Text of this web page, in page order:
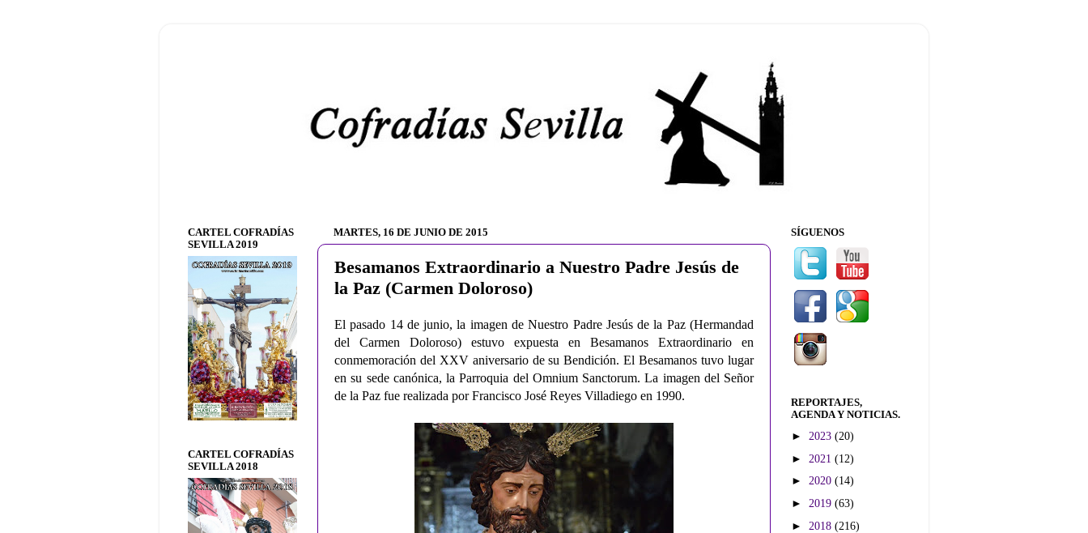
MARTES, 16 DE JUNIO DE 2015
Besamanos Extraordinario a Nuestro Padre Jesús de
la Paz (Carmen Doloroso)
El pasado 14 de junio, la imagen de Nuestro Padre Jesús de la Paz (Hermandad
del Carmen Doloroso) estuvo expuesta en Besamanos Extraordinario en
conmemoración del XXV aniversario de su Bendición. El Besamanos tuvo lugar
en su sede canónica, la Parroquia del Omnium Sanctorum. La imagen del Señor
de la Paz fue realizada por Francisco José Reyes Villadiego en 1990.
CARTEL COFRADÍAS
SEVILLA 2019
CARTEL COFRADÍAS
SEVILLA 2018
SÍGUENOS
REPORTAJES,
AGENDA Y NOTICIAS.
► 2023 (20)
► 2021 (12)
► 2020 (14)
► 2019 (63)
► 2018 (216)